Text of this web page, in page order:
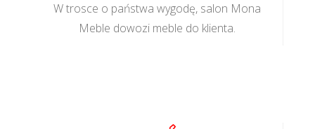
W trosce o państwa wygodę, salon Mona
Meble dowozi meble do klienta.